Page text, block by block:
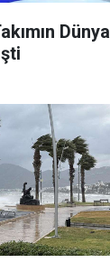
Dünya